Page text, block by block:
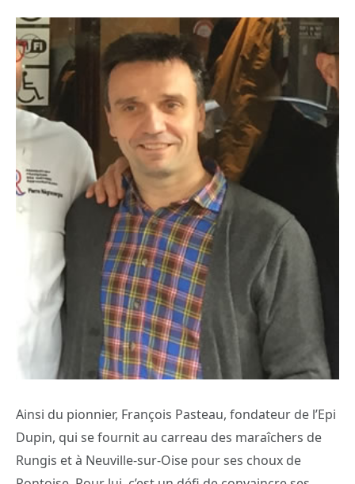
Ainsi du pionnier, François Pasteau, fondateur de l’Epi
Dupin, qui se fournit au carreau des maraîchers de
Rungis et à Neuville-sur-Oise pour ses choux de